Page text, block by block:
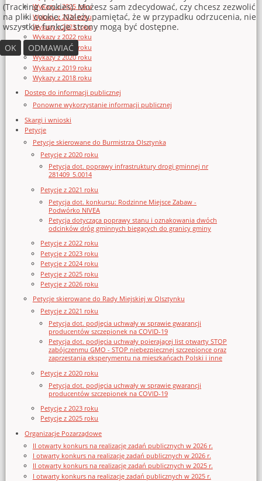
Wykazy z 2025 roku
Wykazy z 2024 roku
Wykazy z 2023 roku
Wykazy z 2022 roku
Wykazy z 2021 roku
Wykazy z 2020 roku
Wykazy z 2019 roku
Wykazy z 2018 roku
Dostęp do informacji publicznej
Ponowne wykorzystanie informacji publicznej
Skargi i wnioski
Petycje
Petycje skierowane do Burmistrza Olsztynka
Petycje z 2020 roku
Petycja dot. poprawy infrastruktury drogi gminnej nr
281409_5.0014
Petycje z 2021 roku
Petycja dot. konkursu: Rodzinne Miejsce Zabaw -
Podwórko NIVEA
Petycja dotycząca poprawy stanu i oznakowania dwóch
odcinków dróg gminnych biegących do granicy gminy
Petycje z 2022 roku
Petycje z 2023 roku
Petycje z 2024 roku
Petycje z 2025 roku
Petycje z 2026 roku
Petycje skierowane do Rady Miejskiej w Olsztynku
Petycje z 2021 roku
Petycja dot. podjęcia uchwały w sprawie gwarancji
producentów szczepionek na COVID-19
Petycja dot. podjęcia uchwały poierającej list otwarty STOP
zabójczenmu GMO - STOP niebezpiecznej szczepionce oraz
zaprzestania eksperymentu na mieszkańcach Polski i inne
Petycje z 2020 roku
Petycja dot. podjęcia uchwały w sprawie gwarancji
producentów szczepionek na COVID-19
Petycje z 2023 roku
Petycje z 2025 roku
Organizacje Pozarządowe
II otwarty konkurs na realizację zadań publicznych w 2026 r.
I otwarty konkurs na realizację zadań publicznych w 2026 r.
II otwarty konkurs na realizację zadań publicznych w 2025 r.
I otwarty konkurs na realizację zadań publicznych w 2025 r.
(Tracking Cookies). Możesz sam zdecydować, czy chcesz zezwolić
na pliki cookie. Należy pamiętać, że w przypadku odrzucenia, nie
wszystkie funkcje strony mogą być dostępne.
OK
ODMAWIAĆ